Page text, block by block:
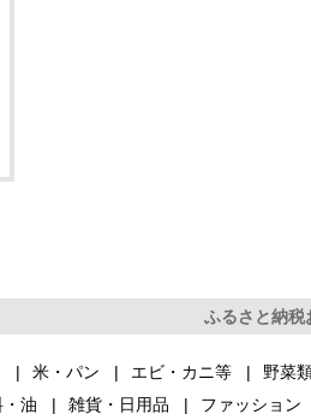
ふるさと納税
米・パン エビ・カニ等 野菜
油 雑貨・日用品 ファッション